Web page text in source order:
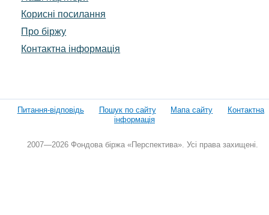
Корисні посилання
Про біржу
Контактна інформація
Питання-відповідь Пошук по сайту Мапа сайту
Контактна
інформація
2007—2026 Фондова біржа «Перспектива». Усі права захищені.